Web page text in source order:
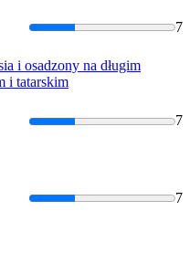
7
i osadzony na długim
i tatarskim
7
7